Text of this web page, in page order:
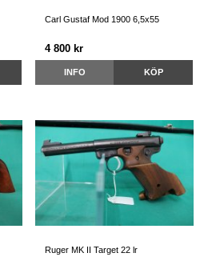
Carl Gustaf Mod 1900 6,5x55
4 800 kr
INFO KÖP
Ruger MK II Target 22 lr